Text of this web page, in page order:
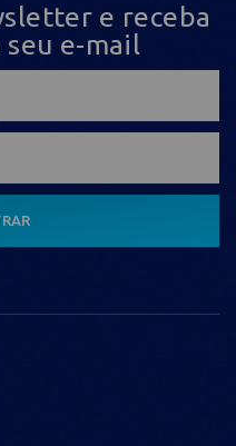
e receba
seu e-mail